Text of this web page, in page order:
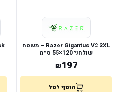
Razer Gigantus V2 3XL – משטח
שולחני 120×55 ס״מ
₪197
הוסף לסל